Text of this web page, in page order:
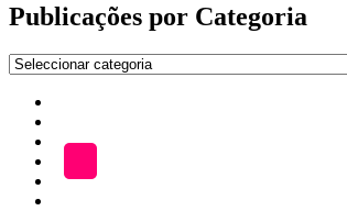
publicações
Publicações por Categoria
Publicações
Categoria
ADOÇÃO
LOJA